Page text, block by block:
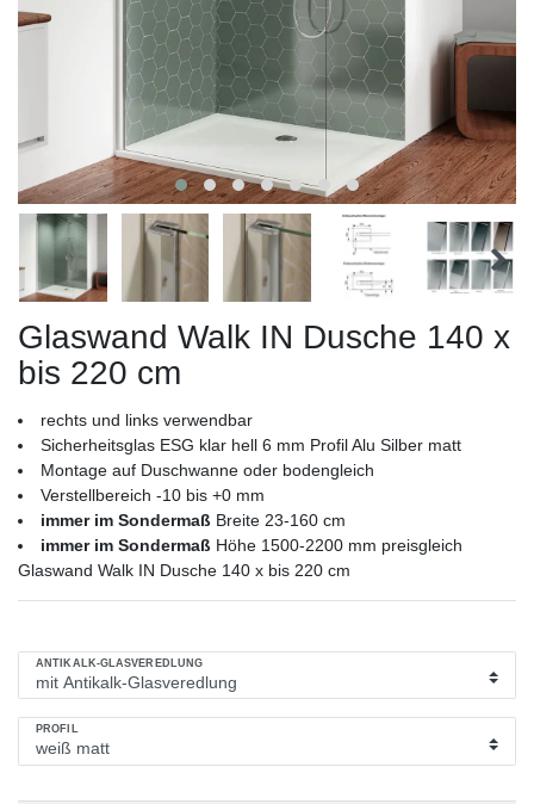
Glaswand Walk IN Dusche 140 x
bis 220 cm
rechts und links verwendbar
Sicherheitsglas ESG klar hell 6 mm Profil Alu Silber matt
Montage auf Duschwanne oder bodengleich
Verstellbereich -10 bis +0 mm
immer im Sondermaß Breite 23-160 cm
immer im Sondermaß Höhe 1500-2200 mm preisgleich
Glaswand Walk IN Dusche 140 x bis 220 cm
ANTIKALK-GLASVEREDLUNG
PROFIL